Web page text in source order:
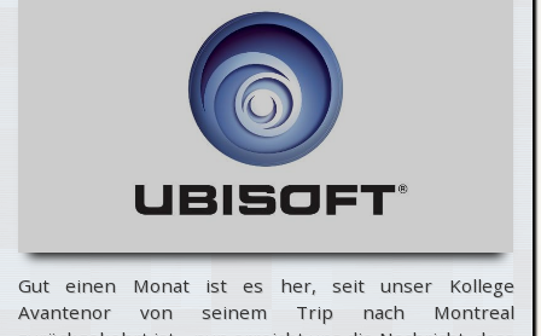
Gut einen Monat ist es her, seit unser Kollege
Avantenor von seinem Trip nach Montreal